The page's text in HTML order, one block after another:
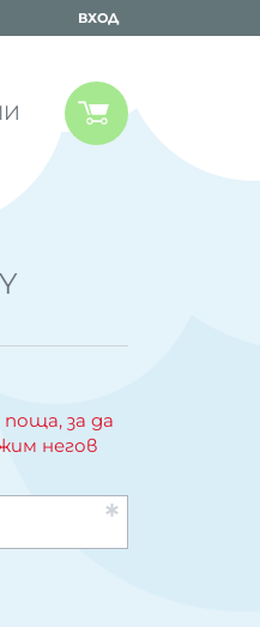
ВХОД
за да
негов